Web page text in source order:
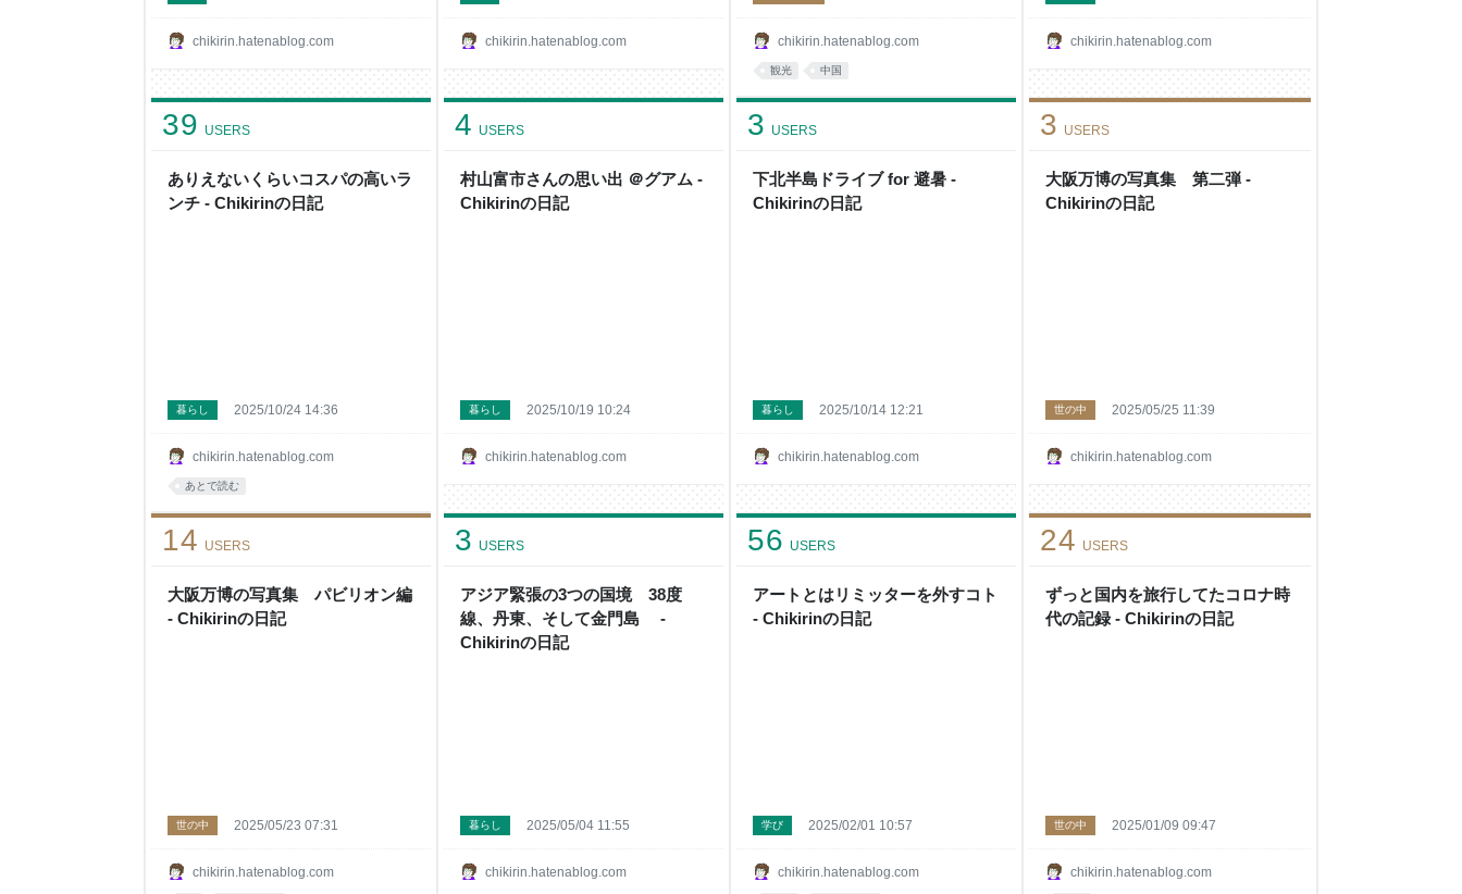
chikirin.hatenablog.com chikirin.hatenablog.com chikirin.hatenablog.com
観光 中国
chikirin.hatenablog.com
ありえないくらいコスパの高いラ
ンチ - Chikirinの日記
39 USERS
chikirin.hatenablog.com
暮らし 2025/10/24 14:36
あとで読む
村山富市さんの思い出 ＠グアム -
Chikirinの日記
4 USERS
chikirin.hatenablog.com
暮らし 2025/10/19 10:24
下北半島ドライブ for 避暑 -
Chikirinの日記
3 USERS
chikirin.hatenablog.com
暮らし 2025/10/14 12:21
大阪万博の写真集 第二弾 -
Chikirinの日記
3 USERS
chikirin.hatenablog.com
世の中 2025/05/25 11:39
大阪万博の写真集 パビリオン編
- Chikirinの日記
14 USERS
chikirin.hatenablog.com
世の中 2025/05/23 07:31
アジア緊張の3つの国境 38度
線、丹東、そして金門島 -
Chikirinの日記
3 USERS
chikirin.hatenablog.com
暮らし 2025/05/04 11:55
アートとはリミッターを外すコト
- Chikirinの日記
56 USERS
chikirin.hatenablog.com
学び 2025/02/01 10:57
ずっと国内を旅行してたコロナ時
代の記録 - Chikirinの日記
24 USERS
chikirin.hatenablog.com
世の中 2025/01/09 09:47